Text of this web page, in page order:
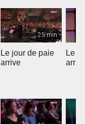
25 min
Le jour de paie
arrive
Le